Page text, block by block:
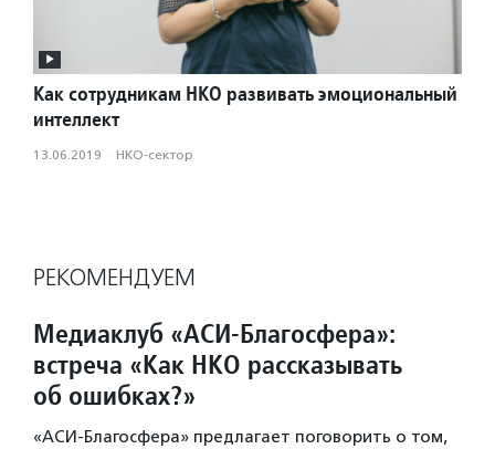
Как сотрудникам НКО развивать эмоциональный
интеллект
13.06.2019 · НКО-сектор
РЕКОМЕНДУЕМ
Медиаклуб «АСИ-Благосфера»:
встреча «Как НКО рассказывать
об ошибках?»
«АСИ-Благосфера» предлагает поговорить о том,